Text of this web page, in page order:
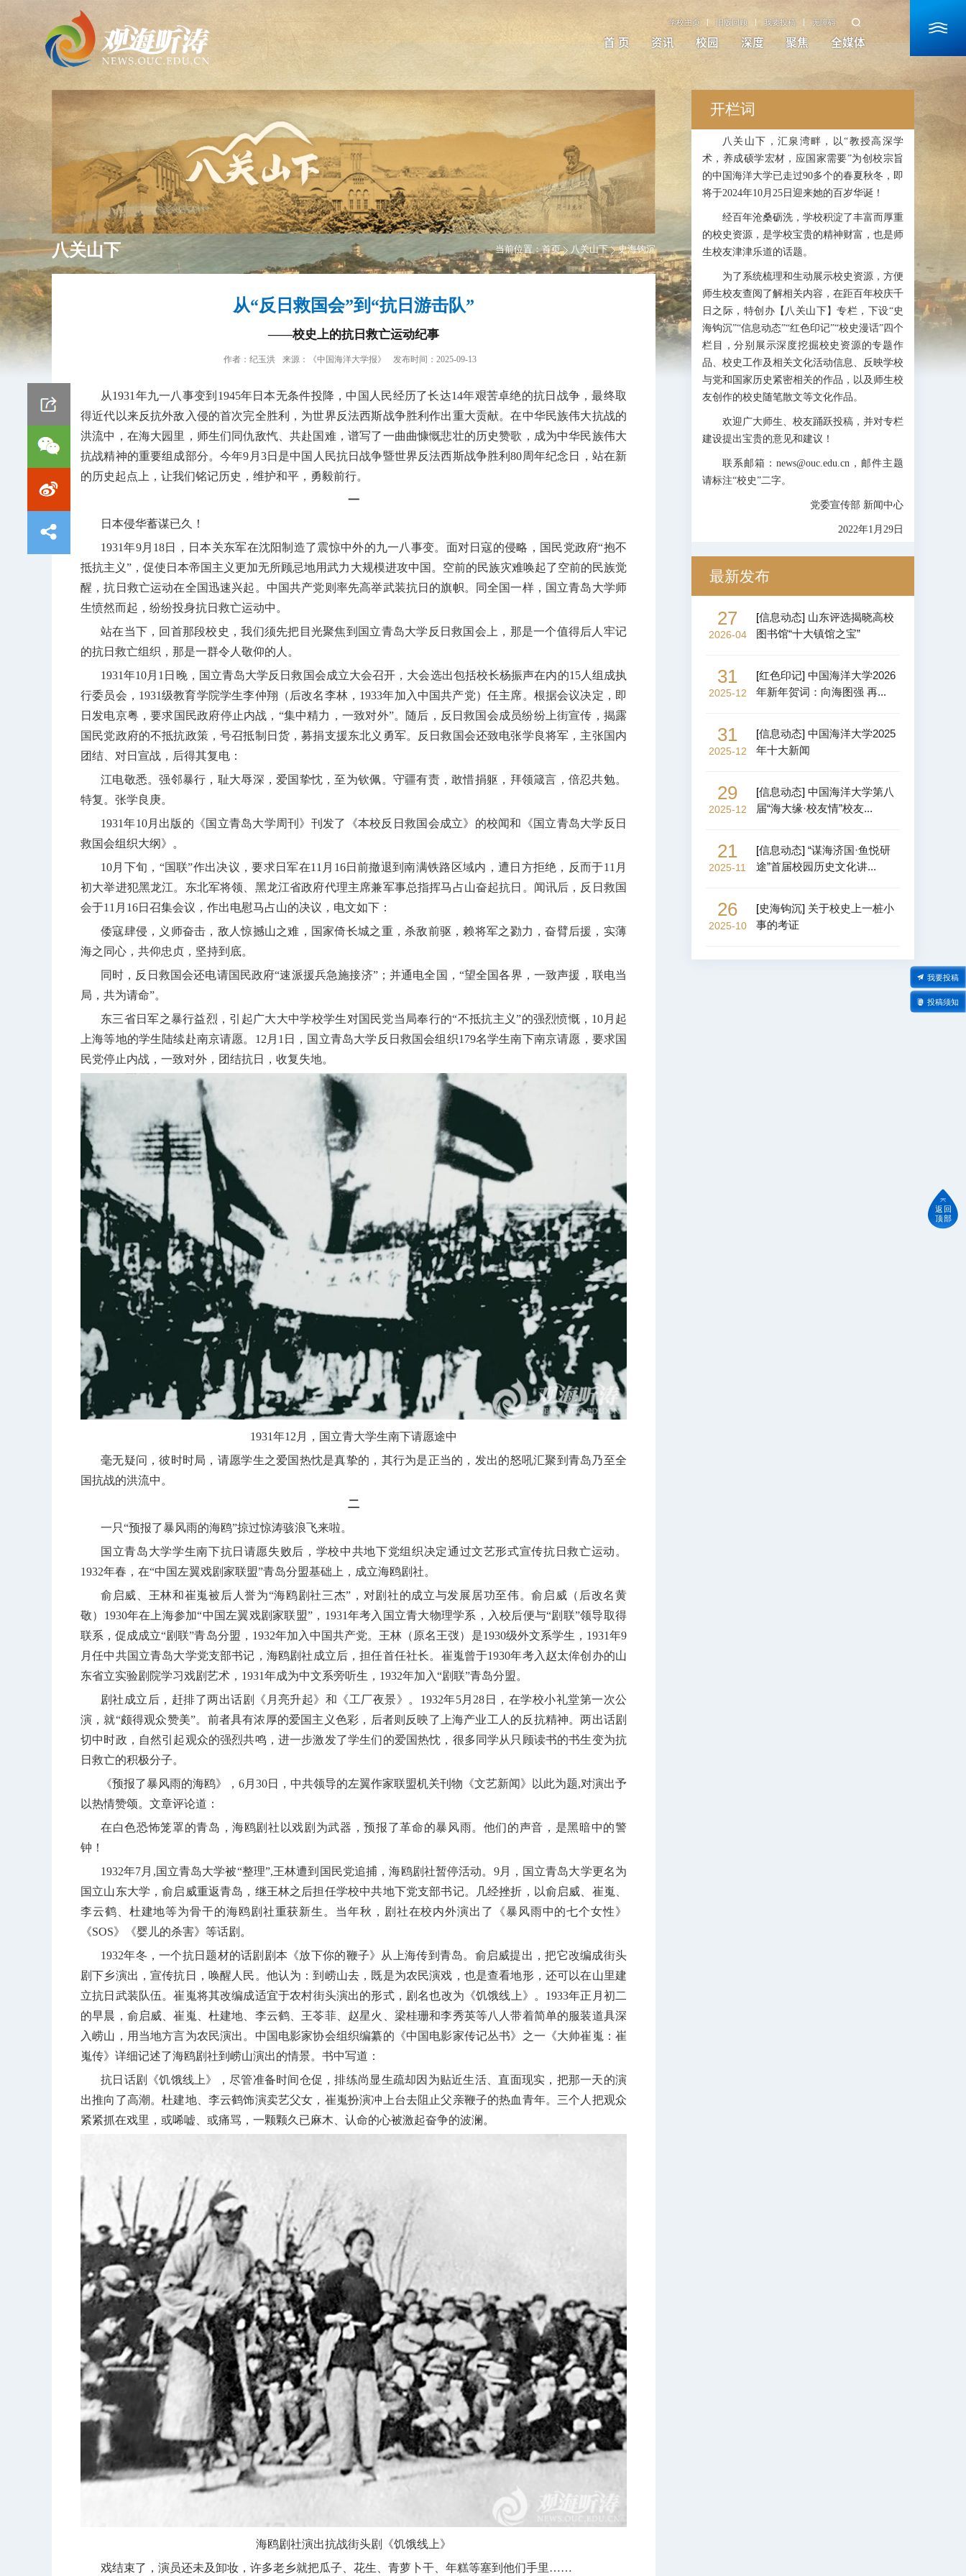
学校主页 旧版回顾 我要投稿 无障碍
首 页 资讯 校园 深度 聚焦 全媒体
当前位置：首页 八关山下 史海钩沉
八关山下
从“反日救国会”到“抗日游击队”
——校史上的抗日救亡运动纪事
作者： 纪玉洪 来源： 《中国海洋大学报》 发布时间：2025-09-13
从1931 年九一八事变到 1945年日本无条件投降，中国人民经历了长达14年艰苦卓绝的抗日战争，最终取
得近代以来反抗外敌入侵的首次完全胜利，为世界反法西斯战争胜利作出重大贡献。在中华民族伟大抗战的
洪流中，在海大园里，师生们同仇敌忾、共赴国难，谱写了一曲曲慷慨悲壮的历史赞歌，成为中华民族伟大
抗战精神的重要组成部分。今年9 月 3日是中国人民抗日战争暨世界反法西斯战争胜利80周年纪念日，站在新
的历史起点上，让我们铭记历史，维护和平，勇毅前行。
一
日本侵华蓄谋已久！
1931年9月 18日，日本关东军在沈阳制造了震惊中外的九一八事变。面对日寇的侵略，国民党政府“抱不
抵抗主义”，促使日本帝国主义更加无所顾忌地用武力大规模进攻中国。空前的民族灾难唤起了空前的民族觉
醒，抗日救亡运动在全国迅速兴起。中国共产党则率先高举武装抗日的旗帜。同全国一样，国立青岛大学师
生愤然而起，纷纷投身抗日救亡运动中。
站在当下，回首那段校史，我们须先把目光聚焦到国立青岛大学反日救国会上，那是一个值得后人牢记
的抗日救亡组织，那是一群令人敬仰的人。
1931年10月 1 日晚，国立青岛大学反日救国会成立大会召开，大会选出包括校长杨振声在内的15人组成执
行委员会， 1931级教育学院学生李仲翔（后改名李林， 1933年加入中国共产党）任主席。根据会议决定，即
日发电京粤，要求国民政府停止内战，“集中精力，一致对外”。随后，反日救国会成员纷纷上街宣传，揭露
国民党政府的不抵抗政策，号召抵制日货，募捐支援东北义勇军。反日救国会还致电张学良将军，主张国内
团结、对日宣战，后得其复电：
江电敬悉。强邻暴行，耻大辱深，爱国挚忱，至为钦佩。守疆有责，敢惜捐躯，拜领箴言，倍忍共勉。
特复。张学良庚。
1931年10月出版的《国立青岛大学周刊》刊发了《本校反日救国会成立》的校闻和《国立青岛大学反日
救国会组织大纲》。
10月下旬，“国联”作出决议，要求日军在11 月 16日前撤退到南满铁路区域内，遭日方拒绝，反而于11 月
初大举进犯黑龙江。东北军将领、黑龙江省政府代理主席兼军事总指挥马占山奋起抗日。闻讯后，反日救国
会于11 月 16日召集会议，作出电慰马占山的决议，电文如下：
倭寇肆侵，义师奋击，敌人惊撼山之难，国家倚长城之重，杀敌前驱，赖将军之勠力，奋臂后援，实薄
海之同心，共仰忠贞，坚持到底。
同时，反日救国会还电请国民政府“速派援兵急施接济”；并通电全国，“望全国各界，一致声援，联电当
局，共为请命”。
东三省日军之暴行益烈，引起广大大中学校学生对国民党当局奉行的“不抵抗主义”的强烈愤慨， 10 月起
上海等地的学生陆续赴南京请愿。 12 月 1 日，国立青岛大学反日救国会组织179名学生南下南京请愿，要求国
民党停止内战，一致对外，团结抗日，收复失地。
1931年12 月，国立青大学生南下请愿途中
毫无疑问，彼时时局，请愿学生之爱国热忱是真挚的，其行为是正当的，发出的怒吼汇聚到青岛乃至全
国抗战的洪流中。
二
一只“预报了暴风雨的海鸥”掠过惊涛骇浪飞来啦。
国立青岛大学学生南下抗日请愿失败后，学校中共地下党组织决定通过文艺形式宣传抗日救亡运动。
1932年春，在“中国左翼戏剧家联盟”青岛分盟基础上，成立海鸥剧社。
俞启威、王林和崔嵬被后人誉为“海鸥剧社三杰”，对剧社的成立与发展居功至伟。俞启威（后改名黄
敬） 1930年在上海参加“中国左翼戏剧家联盟”， 1931年考入国立青大物理学系，入校后便与“剧联”领导取得
联系，促成成立“剧联”青岛分盟， 1932年加入中国共产党。王林（原名王弢）是1930级外文系学生， 1931年9
月任中共国立青岛大学党支部书记，海鸥剧社成立后，担任首任社长。崔嵬曾于1930年考入赵太侔创办的山
东省立实验剧院学习戏剧艺术， 1931年成为中文系旁听生， 1932年加入“剧联”青岛分盟。
剧社成立后，赶排了两出话剧《月亮升起》和《工厂夜景》。 1932年5月 28 日，在学校小礼堂第一次公
演，就“颇得观众赞美”。前者具有浓厚的爱国主义色彩，后者则反映了上海产业工人的反抗精神。两出话剧
切中时政，自然引起观众的强烈共鸣，进一步激发了学生们的爱国热忱，很多同学从只顾读书的书生变为抗
日救亡的积极分子。
《预报了暴风雨的海鸥》， 6月 30日，中共领导的左翼作家联盟机关刊物《文艺新闻》以此为题,对演出予
以热情赞颂。文章评论道：
在白色恐怖笼罩的青岛，海鸥剧社以戏剧为武器，预报了革命的暴风雨。他们的声音，是黑暗中的警
钟！
1932年7月 ,国立青岛大学被“整理”,王林遭到国民党追捕，海鸥剧社暂停活动。 9月，国立青岛大学更名为
国立山东大学，俞启威重返青岛，继王林之后担任学校中共地下党支部书记。几经挫折，以俞启威、崔嵬、
李云鹤、杜建地等为骨干的海鸥剧社重获新生。当年秋，剧社在校内外演出了《暴风雨中的七个女性》
《SOS》《婴儿的杀害》等话剧。
1932年冬，一个抗日题材的话剧剧本《放下你的鞭子》从上海传到青岛。俞启威提出，把它改编成街头
剧下乡演出，宣传抗日，唤醒人民。他认为：到崂山去，既是为农民演戏，也是查看地形，还可以在山里建
立抗日武装队伍。崔嵬将其改编成适宜于农村街头演出的形式，剧名也改为《饥饿线上》。 1933年正月初二
的早晨，俞启威、崔嵬、杜建地、李云鹤、王苓菲、赵星火、梁桂珊和李秀英等八人带着简单的服装道具深
入崂山，用当地方言为农民演出。中国电影家协会组织编纂的《中国电影家传记丛书》之一《大帅崔嵬：崔
嵬传》详细记述了海鸥剧社到崂山演出的情景。书中写道：
抗日话剧《饥饿线上》，尽管准备时间仓促，排练尚显生疏却因为贴近生活、直面现实，把那一天的演
出推向了高潮。杜建地、李云鹤饰演卖艺父女，崔嵬扮演冲上台去阻止父亲鞭子的热血青年。三个人把观众
紧紧抓在戏里，或唏嘘、或痛骂，一颗颗久已麻木、认命的心被激起奋争的波澜。
海鸥剧社演出抗战街头剧《饥饿线上》
戏结束了，演员还未及卸妆，许多老乡就把瓜子、花生、青萝卜干、年糕等塞到他们手里……
开栏词
八关山下，汇泉湾畔，以“教授高深学
术，养成硕学宏材，应国家需要”为创校宗旨
的中国海洋大学已走过90多个的春夏秋冬，即
将于2024年10月25日迎来她的百岁华诞！
经百年沧桑砺洗，学校积淀了丰富而厚重
的校史资源，是学校宝贵的精神财富，也是师
生校友津津乐道的话题。
为了系统梳理和生动展示校史资源，方便
师生校友查阅了解相关内容，在距百年校庆千
日之际，特创办【八关山下】专栏，下设“史
海钩沉”“信息动态”“红色印记”“校史漫话”四个
栏目，分别展示深度挖掘校史资源的专题作
品、校史工作及相关文化活动信息、反映学校
与党和国家历史紧密相关的作品，以及师生校
友创作的校史随笔散文等文化作品。
欢迎广大师生、校友踊跃投稿，并对专栏
建设提出宝贵的意见和建议！
联系邮箱：news@ouc.edu.cn，邮件主题
请标注“校史”二字。
党委宣传部 新闻中心
2022年1月29日
最新发布
27
2026-04
[信息动态] 山东评选揭晓高校
图书馆“十大镇馆之宝”
31
2025-12
[红色印记] 中国海洋大学2026
年新年贺词：向海图强 再...
31
2025-12
[信息动态] 中国海洋大学2025
年十大新闻
29
2025-12
[信息动态] 中国海洋大学第八
届“海大缘·校友情”校友...
21
2025-11
[信息动态] “谋海济国·鱼悦研
途”首届校园历史文化讲...
26
2025-10
[史海钩沉] 关于校史上一桩小
事的考证
我要投稿
投稿须知